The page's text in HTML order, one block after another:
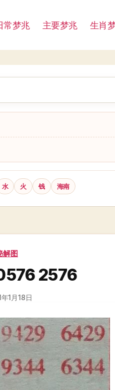
常梦兆 主要梦兆 生肖
水 火 钱 海南
分
解图
2576
1月18日